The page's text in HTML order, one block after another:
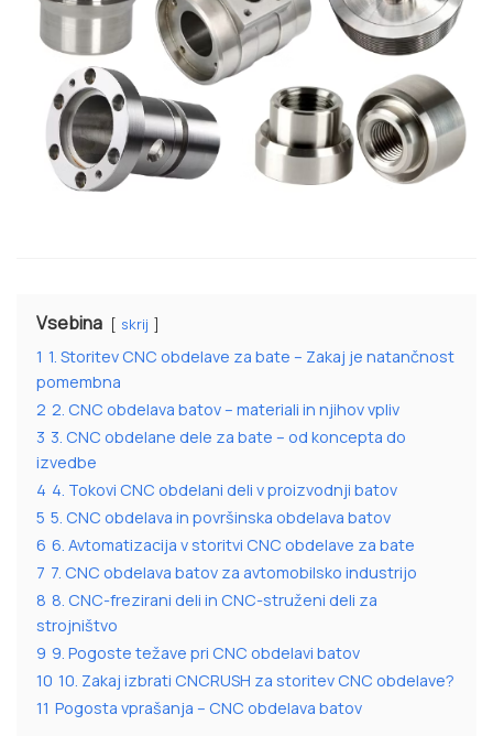
Vsebina skrij
1 1. Storitev CNC obdelave za bate – Zakaj je natančnost
pomembna
2 2. CNC obdelava batov – materiali in njihov vpliv
3 3. CNC obdelane dele za bate – od koncepta do
izvedbe
4 4. Tokovi CNC obdelani deli v proizvodnji batov
5 5. CNC obdelava in površinska obdelava batov
6 6. Avtomatizacija v storitvi CNC obdelave za bate
7 7. CNC obdelava batov za avtomobilsko industrijo
8 8. CNC-frezirani deli in CNC-struženi deli za
strojništvo
9 9. Pogoste težave pri CNC obdelavi batov
10 10. Zakaj izbrati CNCRUSH za storitev CNC obdelave?
11 Pogosta vprašanja – CNC obdelava batov